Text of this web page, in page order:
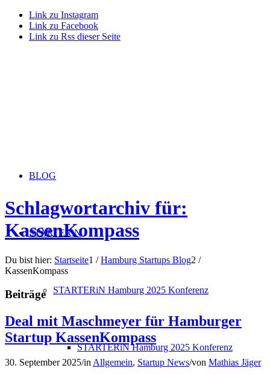
Link zu Instagram
Link zu Facebook
Link zu Rss dieser Seite
BLOG
STARTERiN
STARTERiN Hamburg 2025 Konferenz
STARTERiN Hamburg 2025 Konferenz
Schlagwortarchiv für:
KassenKompass
Du bist hier: Startseite1 / Hamburg Startups Blog2 /
KassenKompass
Beiträge
Deal mit Maschmeyer für Hamburger
Startup KassenKompass
30. September 2025/inAllgemein, Startup News/von Mathias Jäger